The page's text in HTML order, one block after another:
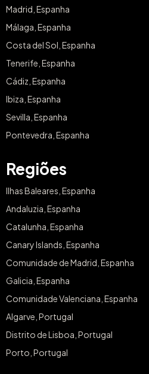
Madrid, Espanha
Málaga, Espanha
Costa del Sol, Espanha
Tenerife, Espanha
Cádiz, Espanha
Ibiza, Espanha
Sevilla, Espanha
Pontevedra, Espanha
Regiões
Ilhas Baleares, Espanha
Andaluzia, Espanha
Catalunha, Espanha
Canary Islands, Espanha
Comunidade de Madrid, Espanha
Galicia, Espanha
Comunidade Valenciana, Espanha
Algarve, Portugal
Distrito de Lisboa, Portugal
Porto, Portugal